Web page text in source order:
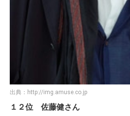
出典： http://img.amuse.co.jp
１２位 佐藤健さん